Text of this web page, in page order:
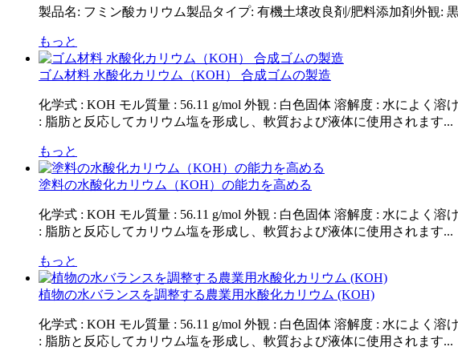
製品名: フミン酸カリウム製品タイプ: 有機土壌改良剤/肥料添加剤外観:
もっと
ゴム材料 水酸化カリウム（KOH） 合成ゴムの製造
化学式 : KOH モル質量 : 56.11 g/mol 外観 : 白色固体 溶解度 : 水によく
: 脂肪と反応してカリウム塩を形成し、軟質および液体に使用されます...
もっと
塗料の水酸化カリウム（KOH）の能力を高める
化学式 : KOH モル質量 : 56.11 g/mol 外観 : 白色固体 溶解度 : 水によく
: 脂肪と反応してカリウム塩を形成し、軟質および液体に使用されます...
もっと
植物の水バランスを調整する農業用水酸化カリウム (KOH)
化学式 : KOH モル質量 : 56.11 g/mol 外観 : 白色固体 溶解度 : 水によく
: 脂肪と反応してカリウム塩を形成し、軟質および液体に使用されます...